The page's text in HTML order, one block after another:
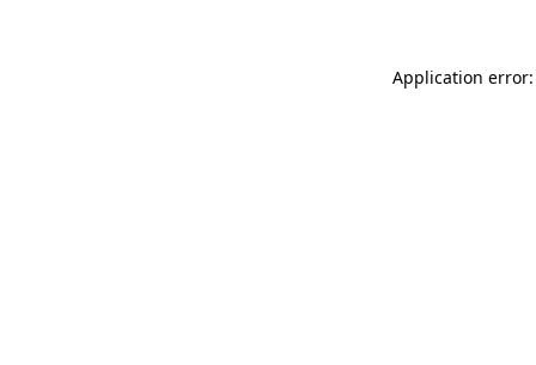
Application